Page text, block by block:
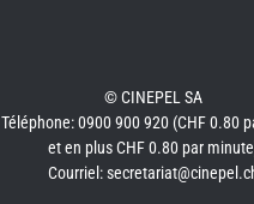
© CINEPEL SA
Téléphone: 0900 900 920 (CHF 0.80
et en plus CHF 0.80 par
Courriel: